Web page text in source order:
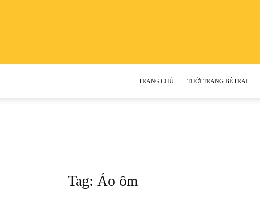
TRANG CHỦ THỜI TRANG BÉ TRAI
Tag: Áo ôm